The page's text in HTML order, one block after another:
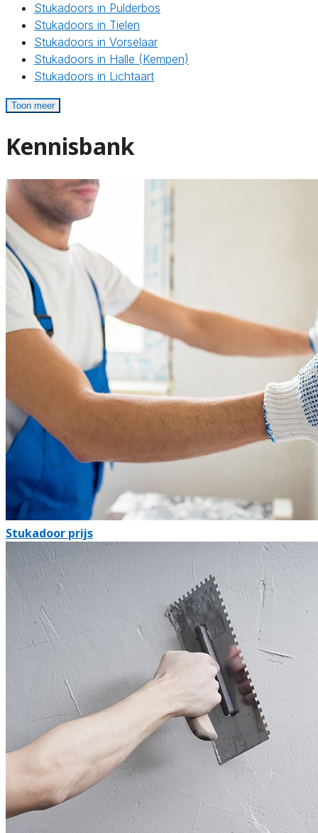
Stukadoors in Pulderbos
Stukadoors in Tielen
Stukadoors in Vorselaar
Stukadoors in Halle (Kempen)
Stukadoors in Lichtaart
Toon meer
Kennisbank
Stukadoor prijs